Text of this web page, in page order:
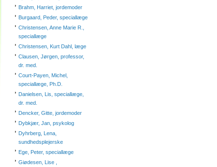
Brahm, Harriet, jordemoder
Burgaard, Peder, speciallæge
Christensen, Anne Marie R.,
speciallæge
Christensen, Kurt Dahl, læge
Clausen, Jørgen, professor,
dr. med.
Court-Payen, Michel,
speciallæge, Ph.D.
Danielsen, Lis, speciallæge,
dr. med.
Dencker, Gitte, jordemoder
Dybkjær, Jan, psykolog
Dyhrberg, Lena,
sundhedsplejerske
Ege, Peter, speciallæge
Giødesen, Lise ,